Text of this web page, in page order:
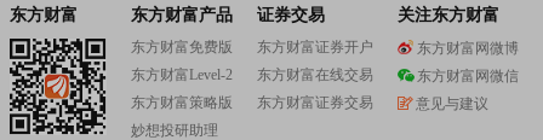
模集成电路设计技术结合,为端侧人工智能落地提供更多优
术积累,国科微自主研发并成功推出神经网络处理器(NPU),
场景算力布局,加速AI技术在各领域的应用落地,为创造更加
智慧生活贡献源源不断的“中国芯”。
东方财富 东方财富产品
东方财富免费版
东方财富Level-2
东方财富策略版
妙想投研助理
证券交易
东方财富证券开户
东方财富在线交易
东方财富证券交易
关注东方财富
东方财富网微博
东方财富网微信
意见与建议